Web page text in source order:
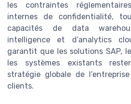
les contraintes
internes de confidentialité,
capacités de data
intelligence et d’analytics
garantit que les solutions SAP,
les systèmes existants
stratégie globale de
clients.